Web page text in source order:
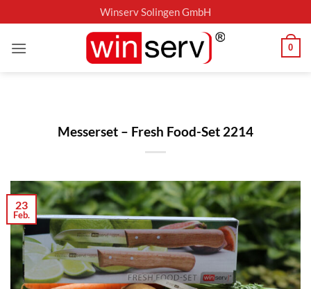
Inhalt
springen
Winserv Solingen GmbH
0
Messerset – Fresh Food-Set 2214
23
Feb.